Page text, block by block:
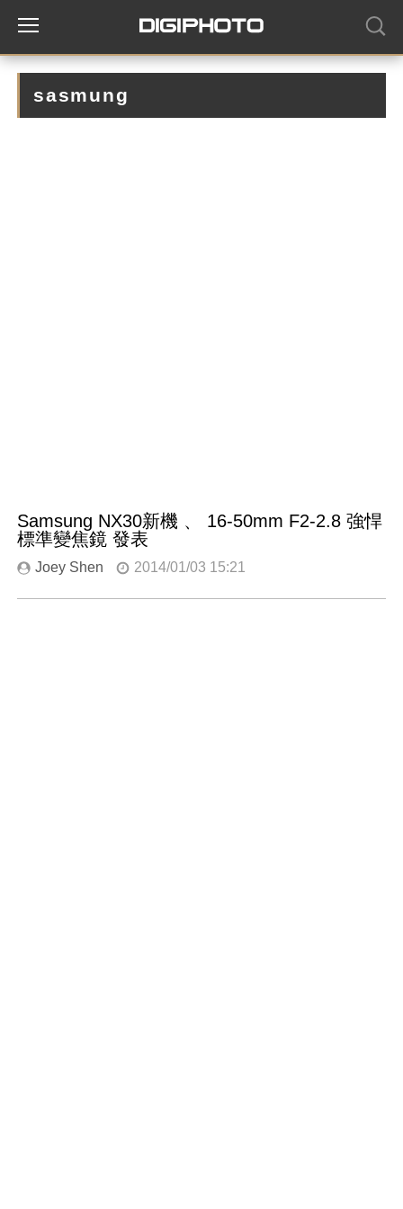
sasmung
Samsung NX30新機 、 16-50mm F2-2.8 強悍
標準變焦鏡 發表
Joey Shen 2014/01/03 15:21